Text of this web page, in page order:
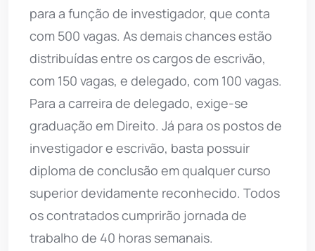
para a função de investigador, que conta
com 500 vagas. As demais chances estão
distribuídas entre os cargos de escrivão,
com 150 vagas, e delegado, com 100 vagas.
Para a carreira de delegado, exige-se
graduação em Direito. Já para os postos de
investigador e escrivão, basta possuir
diploma de conclusão em qualquer curso
superior devidamente reconhecido. Todos
os contratados cumprirão jornada de
trabalho de 40 horas semanais.